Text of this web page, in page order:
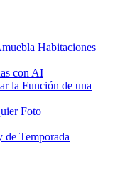
Habitaciones
con AI
la Función de una
Foto
de Temporada